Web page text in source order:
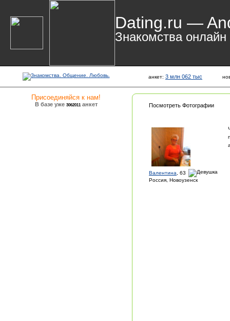
Dating.ru —
Знакомства онлайн
анкет: 3 млн 062 тыс
Присоединяйся к нам!
В базе уже 3062011 анкет Посмотреть Фотографии
Валентина , 63
Россия, Новоузенск